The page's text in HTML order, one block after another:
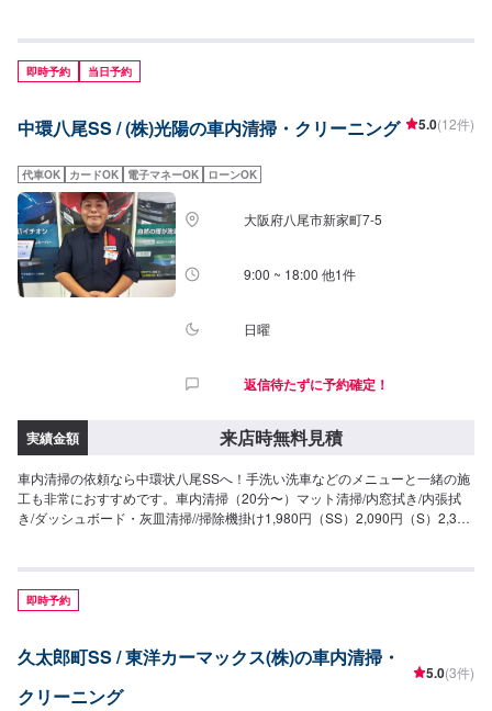
即時予約 当日予約
中環八尾SS / (株)光陽の車内清掃・クリーニング 5.0(12件)
代車OK カードOK 電子マネーOK ローンOK
大阪府八尾市新家町7-5
9:00 ~ 18:00 他1件
日曜
返信待たずに予約確定！
実績金額 来店時無料見積
車内清掃の依頼なら中環状八尾SSへ！手洗い洗車などのメニューと一緒の施
工も非常におすすめです。車内清掃（20分〜）マット清掃/内窓拭き/内張拭
き/ダッシュボード・灰皿清掃//掃除機掛け1,980円（SS）2,090円（S）2,310
（S）51,900円（M）55,300円（L）60,800円（LL）71,100円（XL）シート
クリーニング（30分〜）シートの汚れとシミをしっかり落とします6,240円
（1席）12,150円（2席）23,790円（3席）35,740円（6席）
即時予約
久太郎町SS / 東洋カーマックス(株)の車内清掃・
クリーニング
5.0(3件)